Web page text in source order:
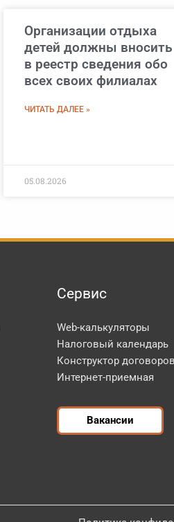
Организации отдыха
детей должны вносить
в реестр сведения обо
всех своих филиалах
ЧИТАТЬ ДАЛЕЕ »
05.08.2026
Сервис
Web-калькуляторы
Налоговый календарь
Конструктор договоров
Интернет-приемная
Вакансии